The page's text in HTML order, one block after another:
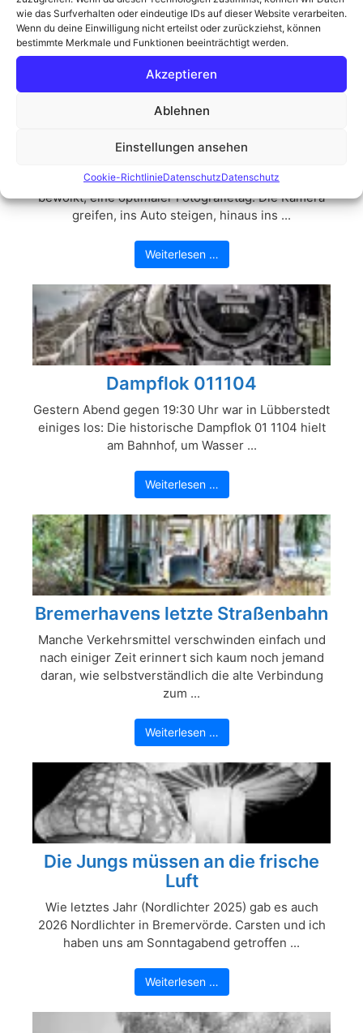
wie das Surfverhalten oder eindeutige IDs auf dieser Website verarbeiten.
Wenn du deine Einwilligung nicht erteilst oder zurückziehst, können
bestimmte Merkmale und Funktionen beeinträchtigt werden.
Akzeptieren
Ablehnen
Einstellungen ansehen
Cookie-RichtlinieDatenschutzDatenschutz
natürlichen Habitat
Die Sonne schien, der Himmel war nur leicht
bewölkt, eine optimaler Fotografietag. Die Kamera
greifen, ins Auto steigen, hinaus ins ...
Weiterlesen …
Dampflok 011104
Gestern Abend gegen 19:30 Uhr war in Lübberstedt
einiges los: Die historische Dampflok 01 1104 hielt
am Bahnhof, um Wasser ...
Weiterlesen …
Bremerhavens letzte Straßenbahn
Manche Verkehrsmittel verschwinden einfach und
nach einiger Zeit erinnert sich kaum noch jemand
daran, wie selbstverständlich die alte Verbindung
zum ...
Weiterlesen …
Die Jungs müssen an die frische
Luft
Wie letztes Jahr (Nordlichter 2025) gab es auch
2026 Nordlichter in Bremervörde. Carsten und ich
haben uns am Sonntagabend getroffen ...
Weiterlesen …